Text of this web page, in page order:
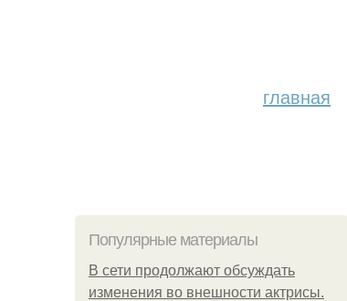
главная
Популярные материалы
В сети продолжают обсуждать
изменения во внешности актрисы.